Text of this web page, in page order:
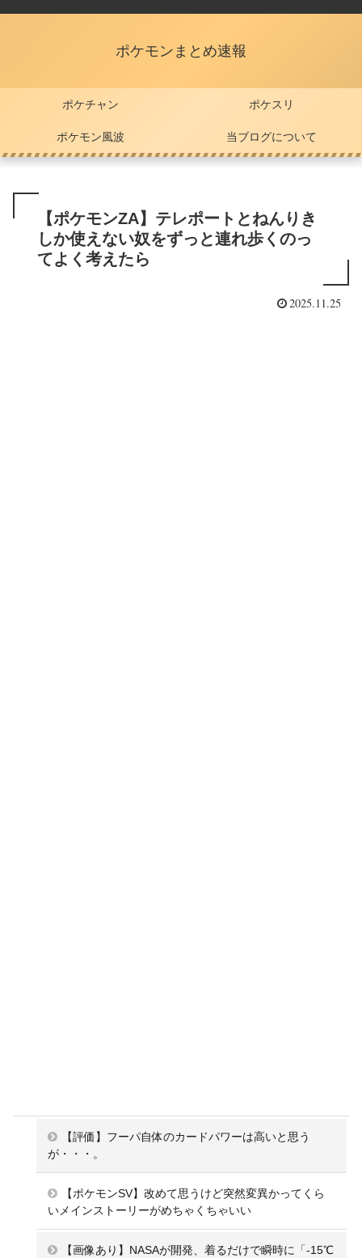
ポケモンまとめ速報
ポケチャン ポケスリ
ポケモン風波 当ブログについて
【ポケモンZA】テレポートとねんりき
しか使えない奴をずっと連れ歩くのっ
てよく考えたら
2025.11.25
【評価】フーパ自体のカードパワーは高いと思う
が・・・。
【ポケモンSV】改めて思うけど突然変異かってくら
いメインストーリーがめちゃくちゃいい
【画像あり】NASAが開発、着るだけで瞬時に「-15℃